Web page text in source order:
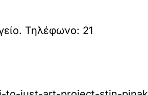
Τηλέφωνο: 21